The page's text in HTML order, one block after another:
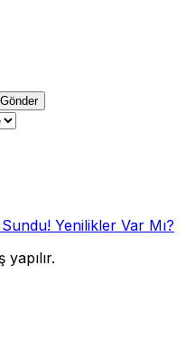
Yenilikler Var Mı?
yapılır.